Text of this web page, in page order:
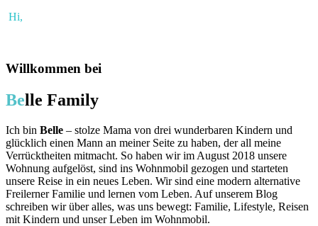
Hi,
Willkommen bei
Belle Family
Ich bin Belle – stolze Mama von drei wunderbaren Kindern und
glücklich einen Mann an meiner Seite zu haben, der all meine
Verrücktheiten mitmacht. So haben wir im August 2018 unsere
Wohnung aufgelöst, sind ins Wohnmobil gezogen und starteten
unsere Reise in ein neues Leben. Wir sind eine modern alternative
Freilerner Familie und lernen vom Leben. Auf unserem Blog
schreiben wir über alles, was uns bewegt: Familie, Lifestyle, Reisen
mit Kindern und unser Leben im Wohnmobil.